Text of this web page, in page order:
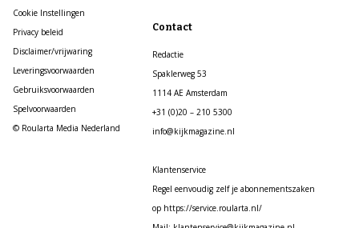
Cookie Instellingen
Privacy beleid
Disclaimer/vrijwaring
Leveringsvoorwaarden
Gebruiksvoorwaarden
Spelvoorwaarden
© Roularta Media Nederland
Contact
Redactie
Spaklerweg 53
1114 AE Amsterdam
+31 (0)20 – 210 5300
info@kijkmagazine.nl
Klantenservice
Regel eenvoudig zelf je abonnementszaken
op https://service.roularta.nl/